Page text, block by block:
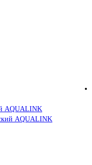
AQUALINK
AQUALINK